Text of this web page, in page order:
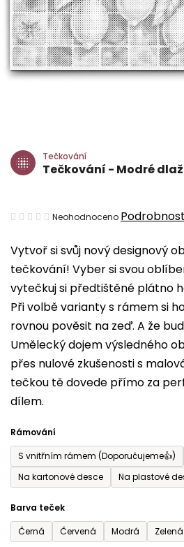
Vytvoř si svůj nový designový
tečkování! Vyber si svou
vytečkuj si předtištěné plátno
Při volbě varianty s rámem si
rovnou pověsit na zeď. A že
Umělecký dojem výsledného
přes nulové zkušenosti s
tečkou tě dovede přímo za
dílem.
Rámování
S vnitřním rámem (Doporučujeme👍)
Na kartonové desce
Na plastové
Barva teček
Černá
Červená Modrá Zelená
Tečkování
Tečkování - Modré
Průměrné
produktu
je
0,0
z
5
hvězdiček.
Neohodnoceno